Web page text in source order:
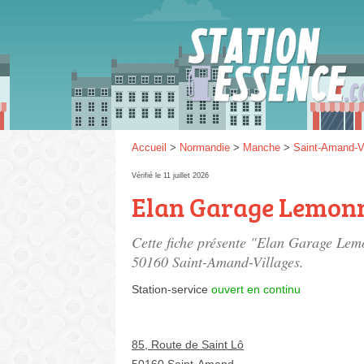
Accueil > Normandie > Manche > Saint-Amand-
Vérifié le 11 juillet 2026
Elan Garage
Cette fiche présente "Elan Garage
50160 Saint-Amand-Villages.
Station-service ouvert en continu
85, Route de Saint Lô
SP
SP